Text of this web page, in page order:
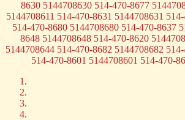
8630 5144708630 514-470-8677
5144708611 514-470-8631 5144708631
514-470-8680 5144708680 514-470-8637
8648 5144708648 514-470-8620
5144708644 514-470-8682 5144708682
514-470-8601 5144708601 514-470-